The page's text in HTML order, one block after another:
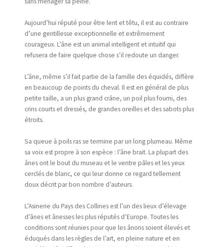
Aujourd’hui réputé pour être lent et têtu, il est au contraire
d’une gentillesse exceptionnelle et extrêmement
courageux. L’âne est un animal intelligent et intuitif qui
refusera de faire quelque chose s’il redoute un danger.
L’âne, même s’il fait partie de la famille des équidés, diffère
en beaucoup de points du cheval. Il est en général de plus
petite taille, a un plus grand crâne, un poil plus fourni, des
crins courts et dressés, de grandes oreilles et des sabots plus
étroits.
Sa queue à poils ras se termine par un long plumeau. Même
sa voix est propre à son espèce : l’âne brait. La plupart des
ânes ont le bout du museau et le ventre pâles et les yeux
cerclés de blanc, ce qui leur donne ce regard tellement
doux décrit par bon nombre d’auteurs.
L’Asinerie du Pays des Collines est l’un des lieux d’élevage
d’ânes et ânesses les plus réputés d’Europe. Toutes les
conditions sont réunies pour que les ânons soient élevés et
éduqués dans les règles de l’art, en pleine nature et en